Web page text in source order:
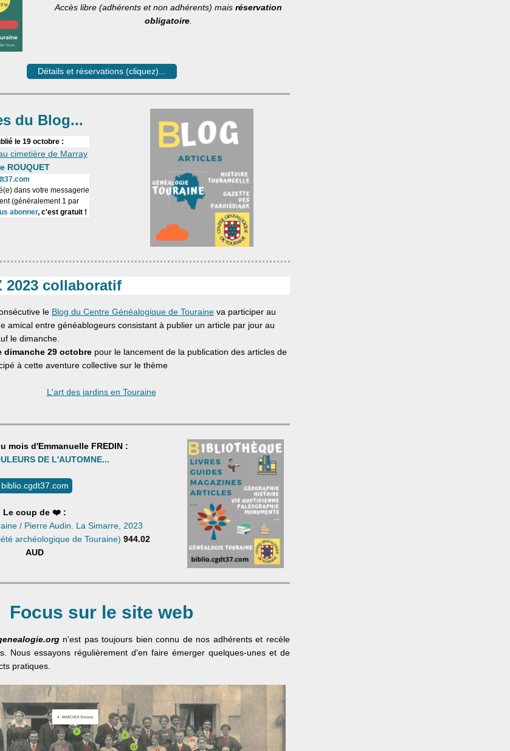
Accès libre (adhérents et non adhérents) mais réservation
obligatoire
Détails et réservations (cliquez)...
du Blog...
le 19 octobre :
cimetière de Marray
ROUQUET
dans votre messagerie
(généralement 1 par
abonner, c'est gratuit !
2023 collaboratif
le Blog du Centre Généalogique de Touraine va participer au
amical entre généablogeurs consistant à publier un article par jour au
le dimanche.
dimanche 29 octobre pour le lancement de la publication des articles de
à cette aventure collective sur le thème
L'art des jardins en Touraine
mois d'Emmanuelle FREDIN :
DE L'AUTOMNE...
biblio.cgdt37.com
Le coup de ❤️ :
/ Pierre Audin. La Simarre, 2023
archéologique de Touraine) 944.02
AUD
Focus sur le site web
n'est pas toujours bien connu de nos adhérents et recèle
Nous essayons régulièrement d'en faire émerger quelques-unes et de
pratiques.